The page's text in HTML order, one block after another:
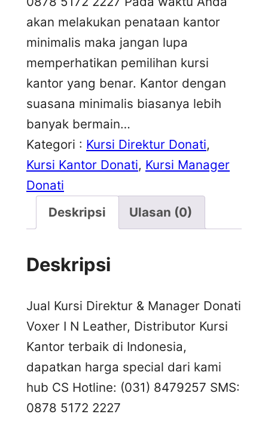
akan melakukan penataan kantor
minimalis maka jangan lupa
memperhatikan pemilihan kursi
kantor yang benar. Kantor dengan
suasana minimalis biasanya lebih
banyak bermain…
Kategori : Kursi Direktur Donati
Kursi Kantor Donati, Kursi Manager
Donati
Deskripsi
Ulasan (0)
Deskripsi
Jual Kursi Direktur & Manager Donati
Voxer I N Leather, Distributor Kursi
Kantor terbaik di Indonesia,
dapatkan harga special dari kami
hub CS Hotline: (031) 8479257 SMS:
0878 5172 2227